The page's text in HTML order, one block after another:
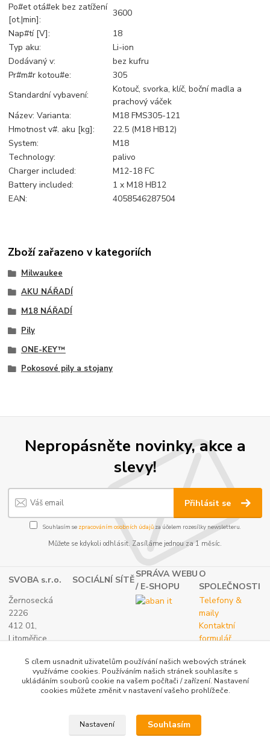
Po#et otá#ek bez zatížení
[ot.|min]:
3600
Nap#tí [V]:
18
Typ aku:
Li-ion
Dodávaný v:
bez kufru
Pr#m#r kotou#e:
305
Standardní vybavení:
Kotouč, svorka, klíč, boční madla a
prachový váček
Název: Varianta:
M18 FMS305-121
Hmotnost v#. aku [kg]:
22.5 (M18 HB12)
System:
M18
Technology:
palivo
Charger included:
M12-18 FC
Battery included:
1 x M18 HB12
EAN:
4058546287504
Zboží zařazeno v kategoriích
Milwaukee
AKU NÁŘADÍ
M18 NÁŘADÍ
Pily
ONE-KEY™
Pokosové pily a stojany
Nepropásněte novinky, akce a
slevy!
Přihlásit se
Souhlasím se zpracováním osobních údajůza účelem rozesílky newsletteru.
Můžete se kdykoli odhlásit. Zasíláme jednou za 1 měsíc.
SVOBA s.r.o. SOCIÁLNÍ SÍTĚ
SPRÁVA WEBU
/ E-SHOPU
O
SPOLEČNOSTI
Žernosecká
2226
412 01,
Litoměřice
(+420) 416 733
IČ: 27265382
Telefony &
maily
Kontaktní
formulář
S cílem usnadnit uživatelům používání našich webových stránek
využíváme cookies. Používáním našich stránek souhlasíte s
ukládáním souborů cookie na vašem počítači / zařízení. Nastavení
cookies můžete změnit v nastavení vašeho prohlížeče.
Nastavení Souhlasím